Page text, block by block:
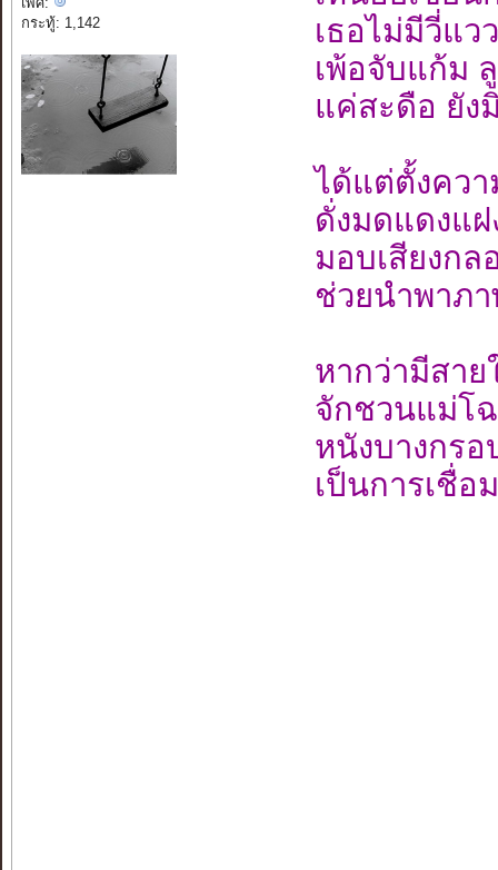
กระทู้: 1,142
เธอไม่มีวี่แว
เพ้อจับแก้ม
แค่สะดือ ยัง
ได้แต่ตั้งควา
ดั่งมดแดงแ
มอบเสียงก
ช่วยนำพาภ
หากว่ามีสาย
จักชวนแม่โ
หนังบางกร
เป็นการเชื่